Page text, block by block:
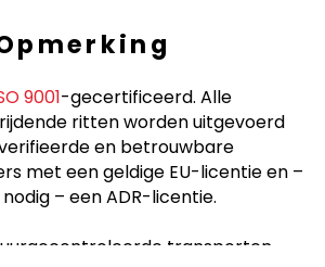
9001-gecertificeerd. Alle
ritten worden uitgevoerd
en betrouwbare
met een geldige EU-licentie en –
– een ADR-licentie.
transporten